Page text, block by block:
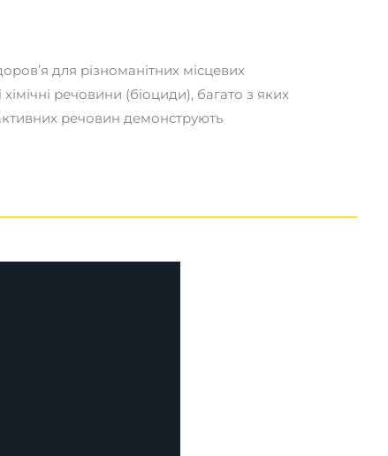
для різноманітних місцевих
речовини (біоциди), багато з яких
речовин демонструють